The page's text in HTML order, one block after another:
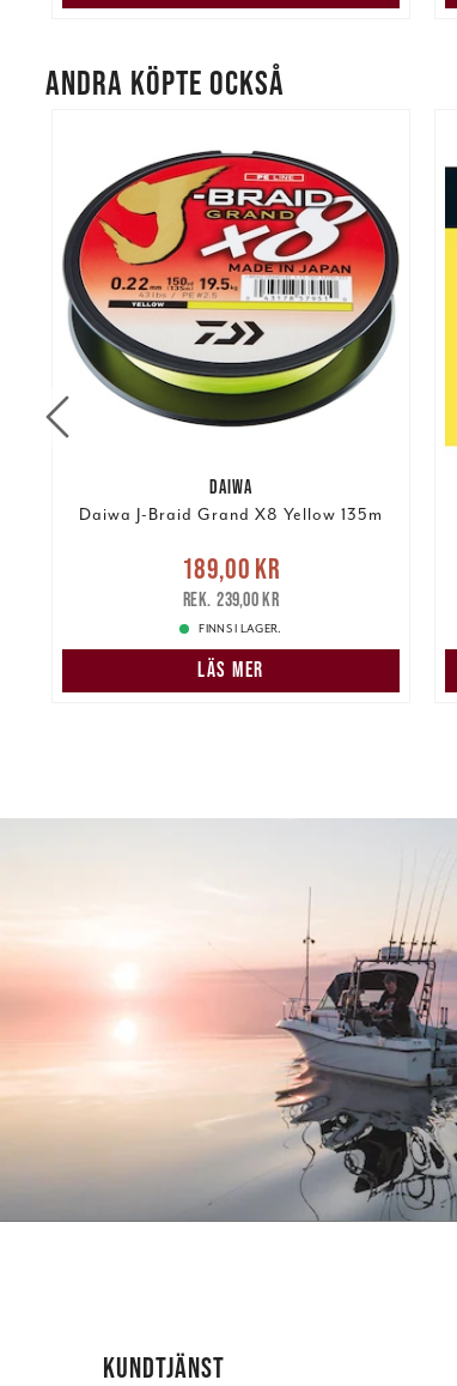
ANDRA KÖPTE OCKSÅ
DAIWA
Daiwa J-Braid Grand X8 Yellow 135m
Nuvarande pris
Tidigare pris
189,00 kr
239,00 kr
FINNS I LAGER.
LÄS MER
KUNDTJÄNST